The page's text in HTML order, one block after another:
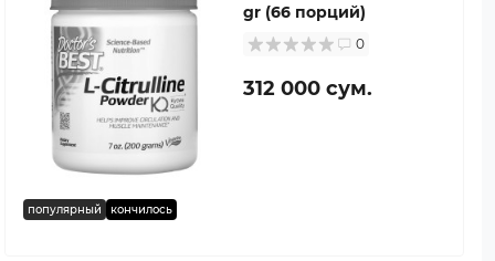
популярный кончилось
gr (66 порций)
0
312 000 сум.